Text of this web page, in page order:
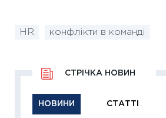
HR конфлікти в команді
НОВИНИ СТАТТІ
СТРІЧКА НОВИН